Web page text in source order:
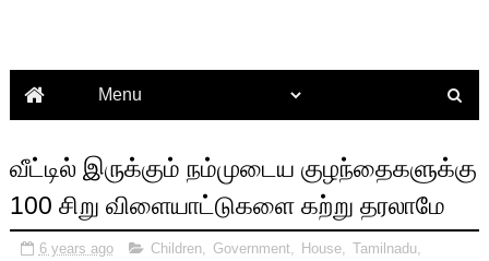
வீட்டில் இருக்கும் நம்முடைய குழந்தைகளுக்கு
100 சிறு விளையாட்டுகளை கற்று தரலாமே
6 years ago Children, Government House, Tamilnadu